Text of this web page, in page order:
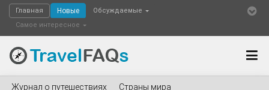
Главная Новые
Обсуждаемые
Самое интересное
Журнал о путешествиях Страны мира